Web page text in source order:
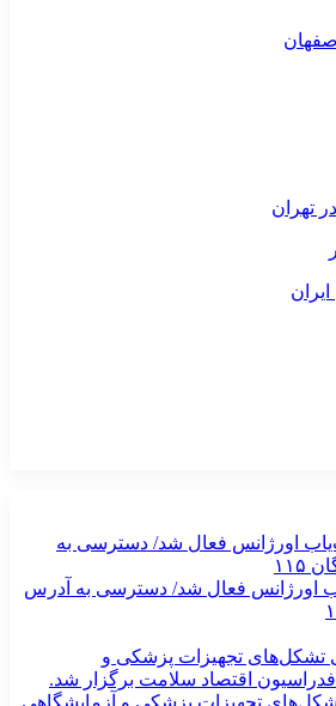
تهران
اورژانس فعال شد/ دسترسی به آدرس
تجهیزات پزشکی و آزمایشگاهی